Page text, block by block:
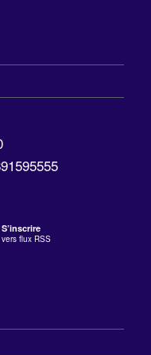
S’inscrire
vers flux RSS